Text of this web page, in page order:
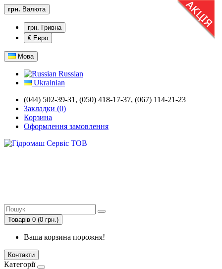
грн. Валюта
грн. Гривна
€ Евро
Мова
Russian
Ukrainian
(044) 502-39-31, (050) 418-17-37, (067) 114-21-23
Закладки (0)
Корзина
Оформлення замовлення
Товарів 0 (0 грн.)
Ваша корзина порожня!
Контакти
Категорії